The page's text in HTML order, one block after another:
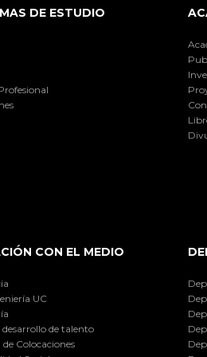
DE ESTUDIO
CON EL MEDIO
UC
de talento
Colocaciones